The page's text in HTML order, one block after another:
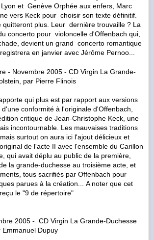
et Genève Orphée aux enfers, Marc
vers Keck pour choisir son texte définitif.
quitteront plus. Leur dernière trouvaille ? La
concerto pour violoncelle d'Offenbach qui,
devient un grand concerto romantique
en janvier avec Jérôme Pernoo...
- Novembre 2005 - CD Virgin La Grande-
, par Pierre Flinois
qui plus est par rapport aux versions
conformité à l'originale d'Offenbach,
critique de Jean-Christophe Keck, une
incontournable. Les mauvaises traditions
surtout on aura ici l'ajout délicieux et
de l'acte II avec l'ensemble du Carillon
qui avait déplu au public de la première,
la grande-duchesse au troisième acte, et
tous sacrifiés par Offenbach pour
parues à la création... A noter que cet
le "9 de répertoire"
2005 - CD Virgin La Grande-Duchesse
Emmanuel Dupuy